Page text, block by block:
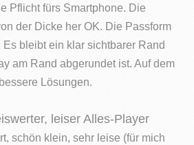
Pflicht fürs Smartphone. Die
der Dicke her OK. Die Passform
bleibt ein klar sichtbarer Rand
am Rand abgerundet ist. Auf dem
Lösungen.
leiser Alles-Player
schön klein, sehr leise (für mich